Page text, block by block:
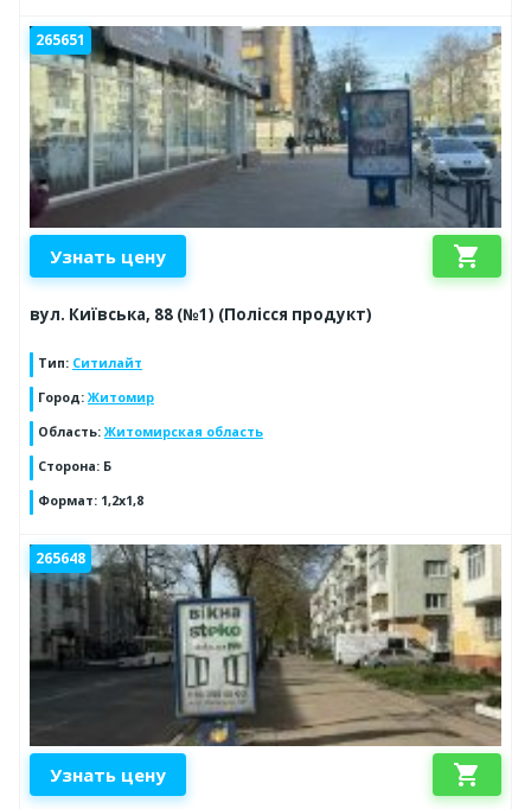
265651
Узнать цену shopping_cart
вул. Київська, 88 (№1) (Полісся продукт)
Тип: Ситилайт
Город: Житомир
Область: Житомирская область
Сторона: Б
Формат: 1,2х1,8
265648
Узнать цену shopping_cart